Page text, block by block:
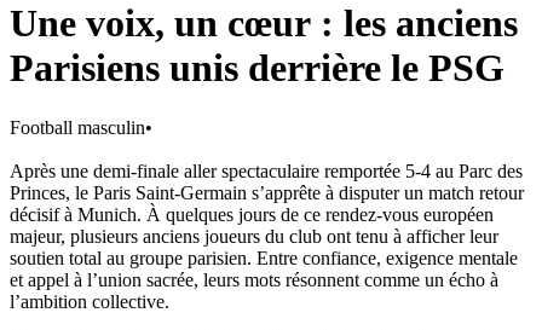
Une voix, un cœur : les anciens
Parisiens unis derrière le PSG
Football masculin•
Après une demi-finale aller spectaculaire remportée 5-4 au Parc des
Princes, le Paris Saint-Germain s’apprête à disputer un match retour
décisif à Munich. À quelques jours de ce rendez-vous européen
majeur, plusieurs anciens joueurs du club ont tenu à afficher leur
soutien total au groupe parisien. Entre confiance, exigence mentale
et appel à l’union sacrée, leurs mots résonnent comme un écho à
l’ambition collective.